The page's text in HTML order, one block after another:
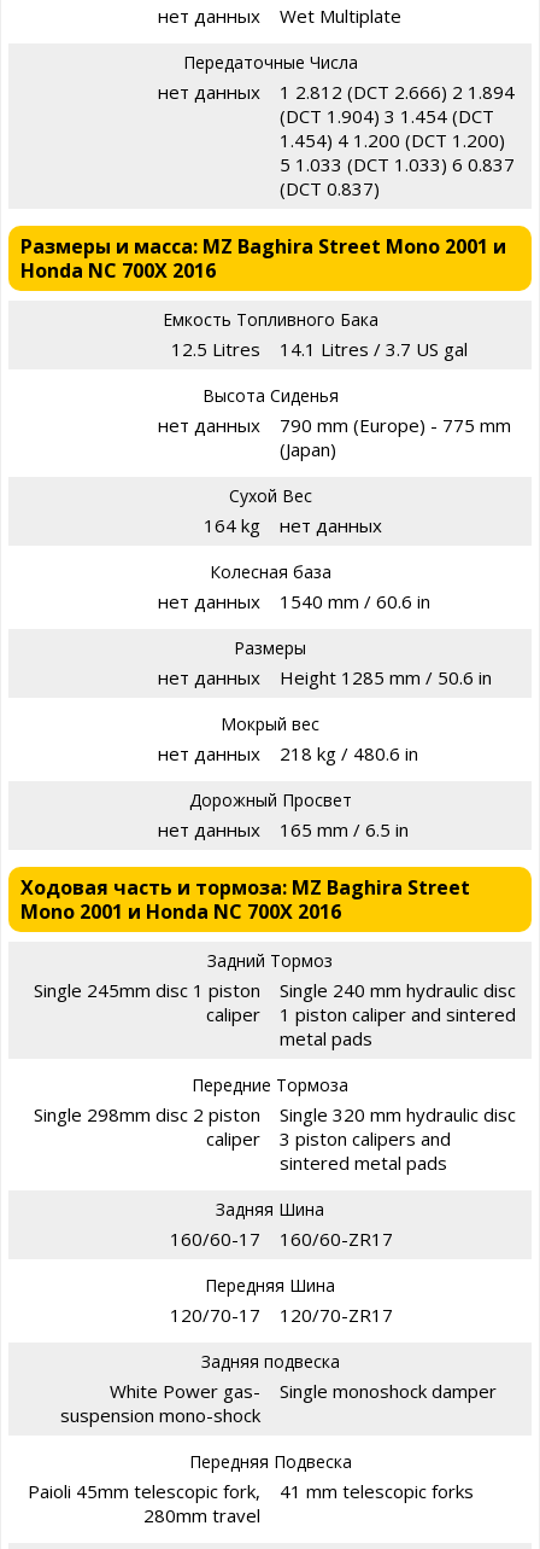
нет данных Wet Multiplate
Передаточные Числа
нет данных
1 2.812 (DCT 2.666) 2 1.894
(DCT 1.904) 3 1.454 (DCT
1.454) 4 1.200 (DCT 1.200)
5 1.033 (DCT 1.033) 6 0.837
(DCT 0.837)
Размеры и масса: MZ Baghira Street Mono 2001 и
Honda NC 700X 2016
Емкость Топливного Бака
12.5 Litres 14.1 Litres / 3.7 US gal
Высота Сиденья
нет данных
790 mm (Europe) - 775 mm
(Japan)
Сухой Вес
164 kg нет данных
Колесная база
нет данных 1540 mm / 60.6 in
Размеры
нет данных Height 1285 mm / 50.6 in
Мокрый вес
нет данных 218 kg / 480.6 in
Дорожный Просвет
нет данных 165 mm / 6.5 in
Ходовая часть и тормоза: MZ Baghira Street
Mono 2001 и Honda NC 700X 2016
Задний Тормоз
Single 245mm disc 1 piston
caliper
Single 240 mm hydraulic disc
1 piston caliper and sintered
metal pads
Передние Тормоза
Single 298mm disc 2 piston
caliper
Single 320 mm hydraulic disc
3 piston calipers and
sintered metal pads
Задняя Шина
160/60-17 160/60-ZR17
Передняя Шина
120/70-17 120/70-ZR17
Задняя подвеска
White Power gas-
suspension mono-shock
Single monoshock damper
Передняя Подвеска
Paioli 45mm telescopic fork,
280mm travel
41 mm telescopic forks